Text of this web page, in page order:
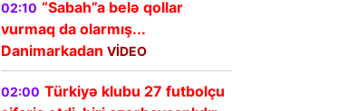
02:10 “Sabah”a belə qollar
vurmaq da olarmış...
Danimarkadan VİDEO
02:00 Türkiyə klubu 27 futbolçu